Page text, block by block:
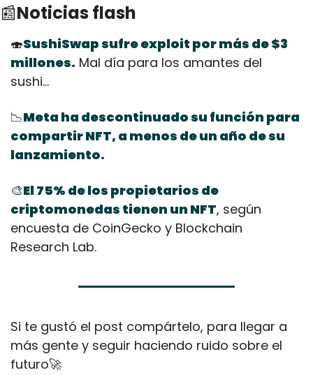
📰Noticias flash
🍣SushiSwap sufre exploit por más de $3
millones. Mal día para los amantes del
sushi...
📉Meta ha descontinuado su función para
compartir NFT, a menos de un año de su
lanzamiento.
🎨El 75% de los propietarios de
criptomonedas tienen un NFT, según
encuesta de CoinGecko y Blockchain
Research Lab.
Si te gustó el post compártelo, para llegar a
más gente y seguir haciendo ruido sobre el
futuro🚀